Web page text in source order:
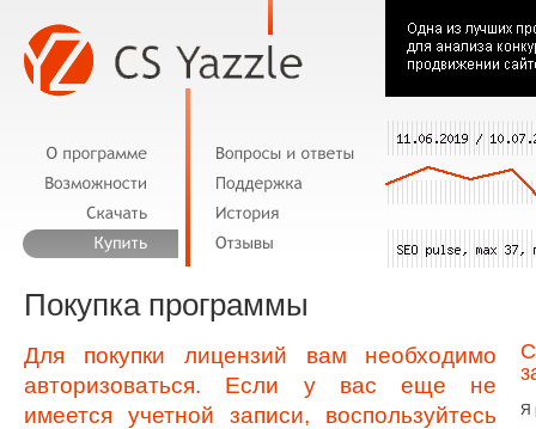
Покупка программы
Я
Для покупки лицензий вам необходимо
авторизоваться. Если у вас еще не
имеется учетной записи, воспользуйтесь